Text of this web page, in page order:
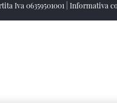
Iva 06359501001 Informativa